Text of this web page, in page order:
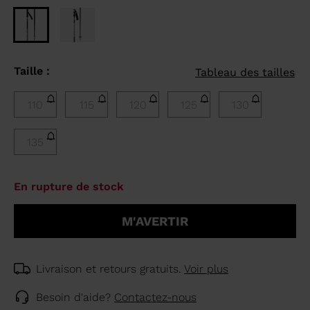
Taille : Tableau des tailles
110 115 120 125 130
135
En rupture de stock
M'AVERTIR
Livraison et retours gratuits. Voir plus
Besoin d'aide? Contactez-nous